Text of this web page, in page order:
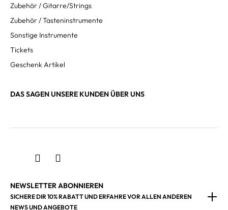
Zubehör / Gitarre/Strings
Zubehör / Tasteninstrumente
Sonstige Instrumente
Tickets
Geschenk Artikel
DAS SAGEN UNSERE KUNDEN ÜBER UNS
NEWSLETTER ABONNIEREN
SICHERE DIR 10% RABATT UND ERFAHRE VOR ALLEN ANDEREN
NEWS UND ANGEBOTE